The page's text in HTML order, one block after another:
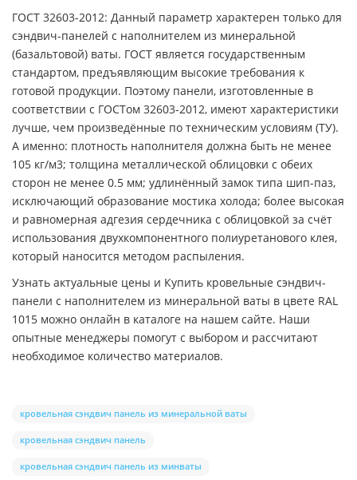
ГОСТ 32603-2012: Данный параметр характерен только для
сэндвич-панелей с наполнителем из минеральной
(базальтовой) ваты. ГОСТ является государственным
стандартом, предъявляющим высокие требования к
готовой продукции. Поэтому панели, изготовленные в
соответствии с ГОСТом 32603-2012, имеют характеристики
лучше, чем произведённые по техническим условиям (ТУ).
А именно: плотность наполнителя должна быть не менее
105 кг/м3; толщина металлической облицовки с обеих
сторон не менее 0.5 мм; удлинённый замок типа шип-паз,
исключающий образование мостика холода; более высокая
и равномерная адгезия сердечника с облицовкой за счёт
использования двухкомпонентного полиуретанового клея,
который наносится методом распыления.
Узнать актуальные цены и Купить кровельные сэндвич-
панели с наполнителем из минеральной ваты в цвете RAL
1015 можно онлайн в каталоге на нашем сайте. Наши
опытные менеджеры помогут с выбором и рассчитают
необходимое количество материалов.
кровельная сэндвич панель из минеральной ваты
кровельная сэндвич панель
кровельная сэндвич панель из минваты